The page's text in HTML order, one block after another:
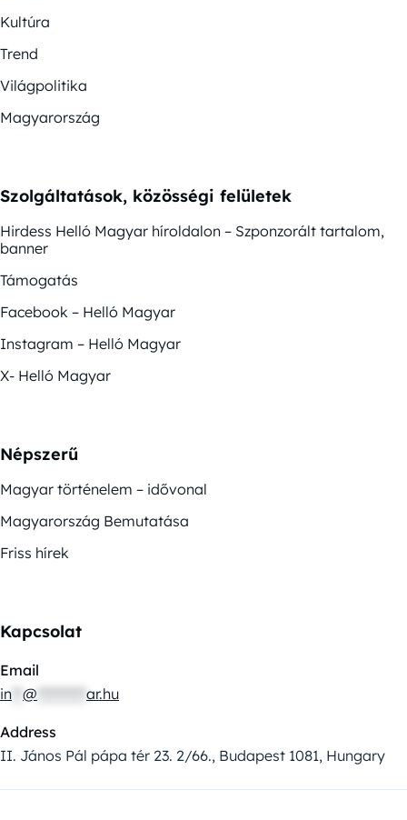
Kultúra
Trend
Világpolitika
Magyarország
Szolgáltatások, közösségi felületek
Hirdess Helló Magyar híroldalon – Szponzorált tartalom,
banner
Támogatás
Facebook – Helló Magyar
Instagram – Helló Magyar
X- Helló Magyar
Népszerű
Magyar történelem – idővonal
Magyarország Bemutatása
Friss hírek
Kapcsolat
Email
in @ ar.hu
Address
II. János Pál pápa tér 23. 2/66., Budapest 1081, Hungary